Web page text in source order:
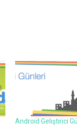
Android Geliştirici